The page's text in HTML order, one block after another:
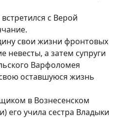
с Верой
свои жизни фронтовых
невесты, а затем супруги
Варфоломея
оставшуюся жизнь
в Вознесенском
его учила сестра Владыки